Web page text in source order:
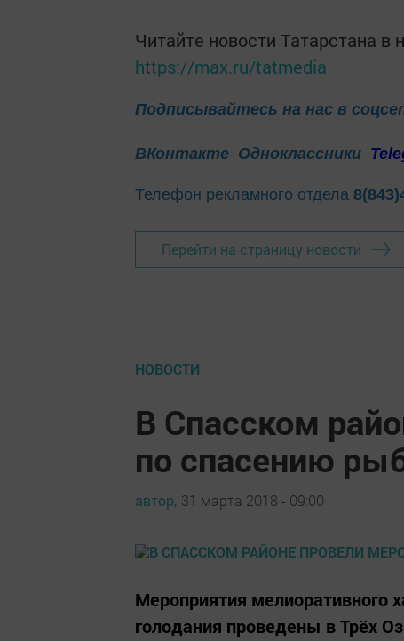
Читайте новости Татарстана
https://max.ru/tatmedia
Подписывайтесь на нас в
ВКонтакте Одноклассники
Телефон рекламного отдела
Перейти на страницу новости
НОВОСТИ
В Спасском
по спасению
автор, 31 марта 2018 - 09:00
Мероприятия мелиоративного
голодания проведены в Трёх